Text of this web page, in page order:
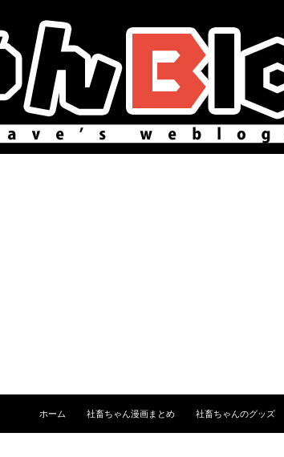
ホーム
社畜ちゃん漫画まとめ 社畜ちゃんのグッズ